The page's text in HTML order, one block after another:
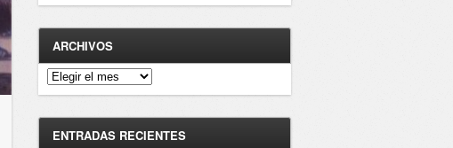
ARCHIVOS
Archivos
ENTRADAS RECIENTES